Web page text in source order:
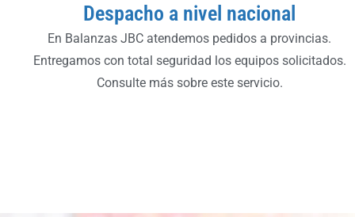
Despacho a nivel nacional
En Balanzas JBC atendemos pedidos a provincias.
Entregamos con total seguridad los equipos solicitados.
Consulte más sobre este servicio.